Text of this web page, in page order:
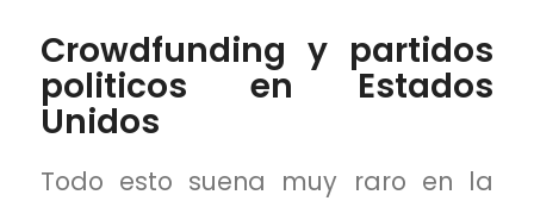
Crowdfunding y partidos
politicos en Estados
Unidos
Todo esto suena muy raro en la